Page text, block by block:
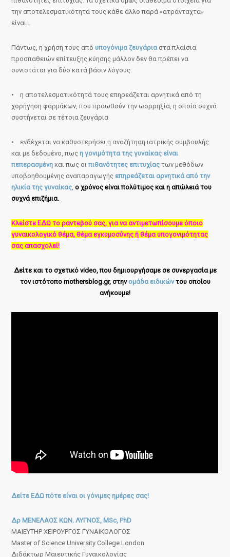
την αποτελεσματικότητά τους κάθε άλλο παρά «ατράνταχτα»
είναι…
Πάντως, η χρήση τους απόυπογόνιμα ζευγάρια στα πλαίσια
προσπαθειών επίτευξης κύησης μάλλον δεν θα πρέπει να
συνιστάται για δύο κατά βάσιν λόγους:
• η αποτελεσματικότητά τους επηρεάζεται αρνητικά από τη
χορήγηση φαρμάκων, που προωθούν την ωορρηξία, η οποία συχνά
συστήνεται σε τέτοια ζευγάρια
• ενδέχεται να καθυστερήσει η αναζήτηση ιατρικής συμβουλής
και με δεδομένο, πωςη γονιμότητα της γυναίκας είναι
πεπερασμένη και πως οιπιθανότητες επιτυχίας των μεθόδων
υποβοηθουμένης αναπαραγωγής επηρεάζεται αρνητικά από την
ηλικία της γυναίκας ,ο χρόνος είναι πολύτιμος και η απώλειά του
συχνά επιζήμια.
Κλείστε ΕΔΩ το ραντεβού σας, για να αντιμετωπίσουμε όποιο
γυναικολογικό θέμα, θέμα εγκυμοσύνης ή θέμα υπογονιμότητας
σας απασχολεί!
Δείτε και το σχετικό video, που δημιουργήσαμε σε συνεργασία με
τον ιστότοπο mothersblog.gr, στην ομάδα ειδικώντου οποίου
ανήκουμε!
Δείτε ΕΔΩ πότε είναι οι γόνιμες ημέρες σας!
Δρ ΜΕΝΕΛΑΟΣ ΚΩΝ. ΛΥΓΝΟΣ, MSc, PhD
ΜΑΙΕΥΤΗΡ ΧΕΙΡΟΥΡΓΟΣ ΓΥΝΑΙΚΟΛΟΓΟΣ
Master of Science University College London
Διδάκτωρ Μαιευτικής Γυναικολογίας